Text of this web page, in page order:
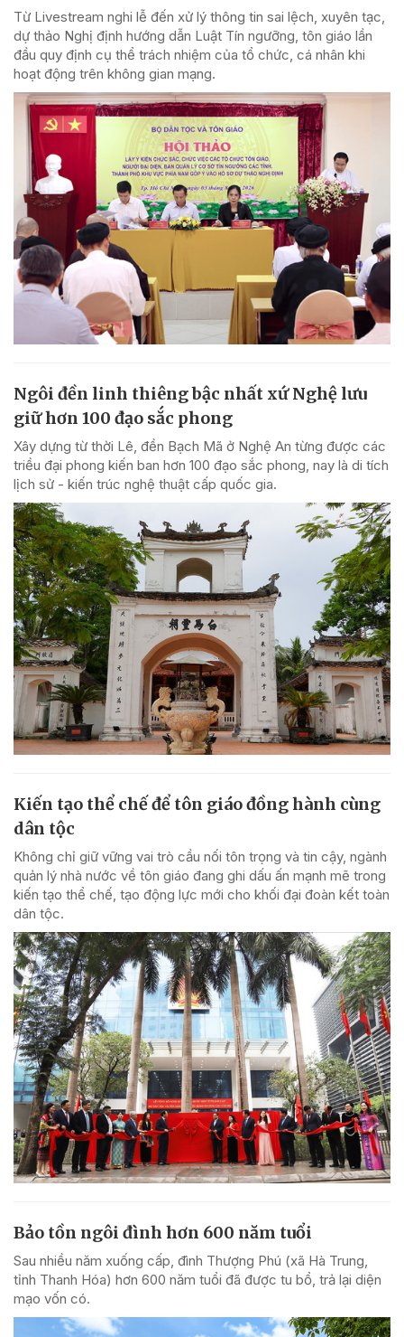
Từ Livestream nghi lễ đến xử lý thông tin sai lệch, xuyên tạc,
dự thảo Nghị định hướng dẫn Luật Tín ngưỡng, tôn giáo lần
đầu quy định cụ thể trách nhiệm của tổ chức, cá nhân khi
hoạt động trên không gian mạng.
Ngôi đền linh thiêng bậc nhất xứ Nghệ lưu
giữ hơn 100 đạo sắc phong
Xây dựng từ thời Lê, đền Bạch Mã ở Nghệ An từng được các
triều đại phong kiến ban hơn 100 đạo sắc phong, nay là di tích
lịch sử - kiến trúc nghệ thuật cấp quốc gia.
Kiến tạo thể chế để tôn giáo đồng hành cùng
dân tộc
Không chỉ giữ vững vai trò cầu nối tôn trọng và tin cậy, ngành
quản lý nhà nước về tôn giáo đang ghi dấu ấn mạnh mẽ trong
kiến tạo thể chế, tạo động lực mới cho khối đại đoàn kết toàn
dân tộc.
Bảo tồn ngôi đình hơn 600 năm tuổi
Sau nhiều năm xuống cấp, đình Thượng Phú (xã Hà Trung,
tỉnh Thanh Hóa) hơn 600 năm tuổi đã được tu bổ, trả lại diện
mạo vốn có.